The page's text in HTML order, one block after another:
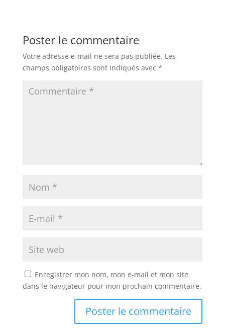
Poster le commentaire
Votre adresse e-mail ne sera pas publiée. Les
champs obligatoires sont indiqués avec *
Enregistrer mon nom, mon e-mail et mon site
dans le navigateur pour mon prochain commentaire.